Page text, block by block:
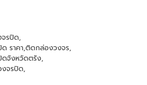
รปิด,
ราคา,ติดกล่องวงจร,
จังหวัดตรัง,
จรปิด,